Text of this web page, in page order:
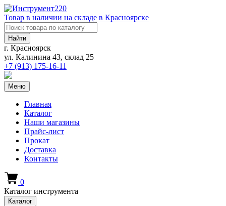
Товар в наличии на складе в Красноярске
Найти
г. Красноярск
ул. Калинина 43, склад 25
+7 (913) 175-16-11
Меню
Главная
Каталог
Наши магазины
Прайс-лист
Прокат
Доставка
Контакты
0
Каталог инструмента
Каталог